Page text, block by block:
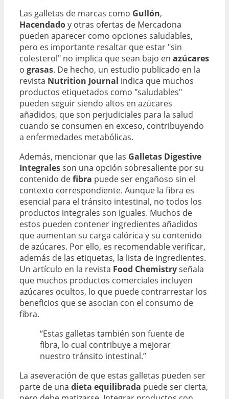
Las galletas de marcas como Gullón,
Hacendadoy otras ofertas de Mercadona
pueden aparecer como opciones saludables,
pero es importante resaltar que estar "sin
colesterol" no implica que sean bajo en azúcares
o grasas. De hecho, un estudio publicado en la
revista Nutrition Journal indica que muchos
productos etiquetados como "saludables"
pueden seguir siendo altos en azúcares
añadidos, que son perjudiciales para la salud
cuando se consumen en exceso, contribuyendo
a enfermedades metabólicas.
Además, mencionar que las Galletas Digestive
Integralesson una opción sobresaliente por su
contenido defibra puede ser engañoso sin el
contexto correspondiente. Aunque la fibra es
esencial para el tránsito intestinal, no todos los
productos integrales son iguales. Muchos de
estos pueden contener ingredientes añadidos
que aumentan su carga calórica y su contenido
de azúcares. Por ello, es recomendable verificar,
además de las etiquetas, la lista de ingredientes.
Un artículo en la revista Food Chemistryseñala
que muchos productos comerciales incluyen
azúcares ocultos, lo que puede contrarrestar los
beneficios que se asocian con el consumo de
fibra.
“Estas galletas también son fuente de
fibra, lo cual contribuye a mejorar
nuestro tránsito intestinal.”
La aseveración de que estas galletas pueden ser
parte de una dieta equilibrada puede ser cierta,